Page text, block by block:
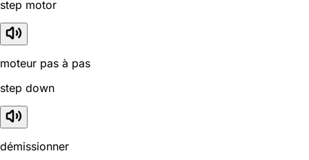
step motor
moteur pas à pas
step down
démissionner